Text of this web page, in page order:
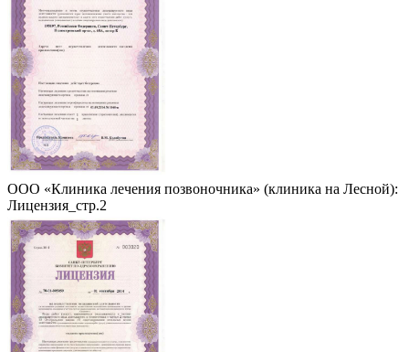
ООО «Клиника лечения позвоночника» (клиника на Лесной):
Лицензия_стр.2